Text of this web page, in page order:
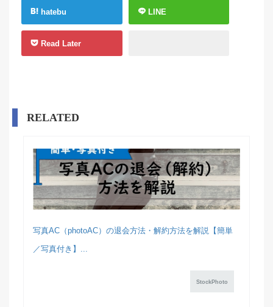
hatebu LINE
Read Later
RELATED
写真AC（photoAC）の退会方法・解約方法を解説【簡単
／写真付き】...
StockPhoto